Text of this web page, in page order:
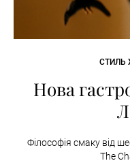
СТИЛЬ
Нова
Філософія смаку від
The